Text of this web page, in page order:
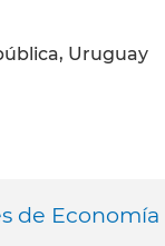
Uruguay
Economía